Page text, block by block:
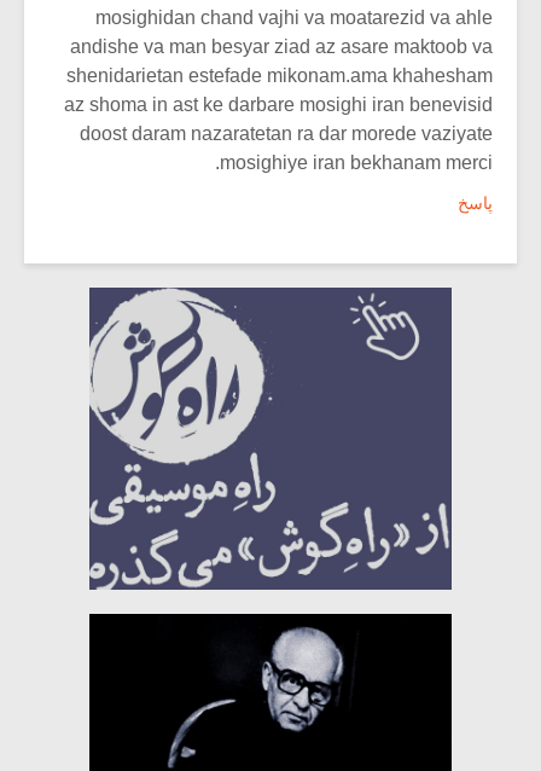
mosighidan chand vajhi va moatarezid va ahle
andishe va man besyar ziad az asare maktoob va
shenidarietan estefade mikonam.ama khahesham
az shoma in ast ke darbare mosighi iran benevisid
doost daram nazaratetan ra dar morede vaziyate
mosighiye iran bekhanam merci.
پاسخ